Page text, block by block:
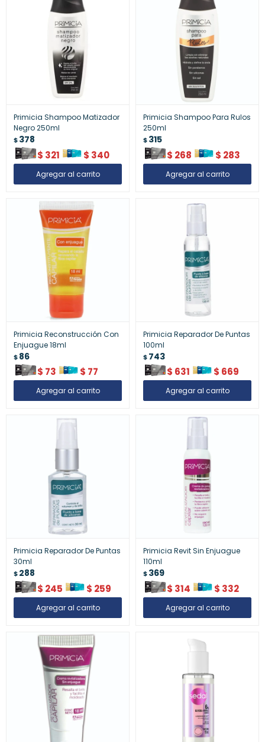
Primicia Shampoo Matizador
Negro 250ml
$378
$ 321 $ 340
Primicia Shampoo Para Rulos
250ml
$315
$ 268 $ 283
Primicia Reconstrucción Con
Enjuague 18ml
$86
$ 73 $ 77
Primicia Reparador De Puntas
100ml
$743
$ 631 $ 669
Primicia Reparador De Puntas
30ml
$288
$ 245 $ 259
Primicia Revit Sin Enjuague
110ml
$369
$ 314 $ 332